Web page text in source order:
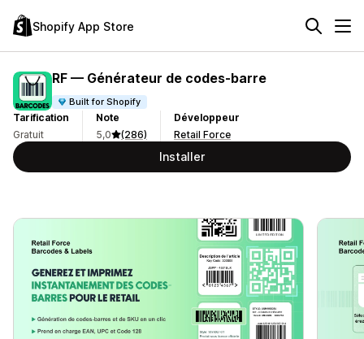
Shopify App Store
RF — Générateur de codes‑barre
Built for Shopify
Tarification
Gratuit
Note
5,0
(286)
Développeur
Retail Force
Installer